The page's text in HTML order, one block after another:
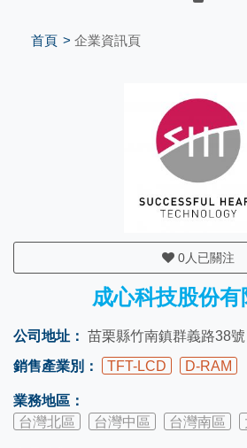
首頁 企業資訊頁
0人已關注
成心科技股份有
公司地址： 苗栗縣竹南鎮群義路38號
銷售產業別：
TFT-LCD D-RAM
業務地區：
台灣北區
台灣中區 台灣南區